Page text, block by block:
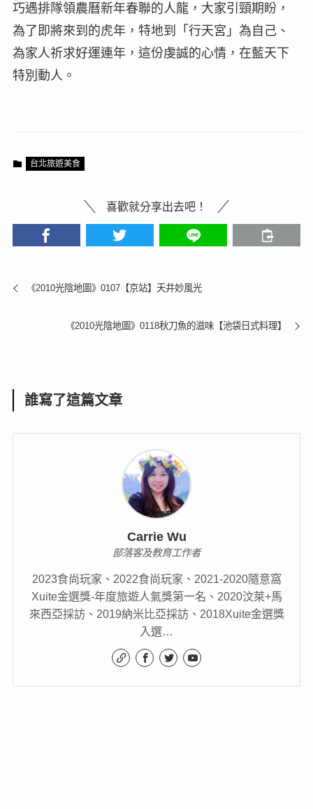
巧遇排隊領農曆新年春聯的人龍，大家引頸期盼，
為了即將來到的虎年，特地到「行天宮」為自己、
為家人祈求好運連年，這份虔誠的心情，在藍天下
特別動人。
台北旅遊美食
喜歡就分享出去吧！
《2010光陰地圖》0107【京站】天井妙風光
《2010光陰地圖》0118秋刀魚的滋味【池袋日式料理】
誰寫了這篇文章
Carrie Wu
部落客及教育工作者
2023食尚玩家、2022食尚玩家、2021-2020隨意窩
Xuite金選獎-年度旅遊人氣獎第一名、2020汶萊+馬
來西亞採訪、2019納米比亞採訪、2018Xuite金選獎
入選…